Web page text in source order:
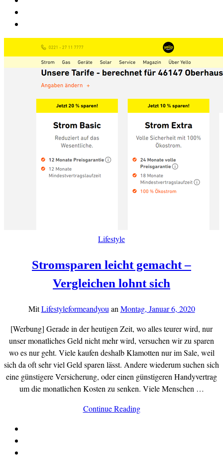
Lifestyle
Stromsparen leicht gemacht –
Vergleichen lohnt sich
MitLifestyleformeandyou an Montag, Januar 6, 2020
[Werbung] Gerade in der heutigen Zeit, wo alles teurer wird, nur
unser monatliches Geld nicht mehr wird, versuchen wir zu sparen
wo es nur geht. Viele kaufen deshalb Klamotten nur im Sale, weil
sich da oft sehr viel Geld sparen lässt. Andere wiederum suchen sich
eine günstigere Versicherung, oder einen günstigeren Handyvertrag
um die monatlichen Kosten zu senken. Viele Menschen …
Continue Reading